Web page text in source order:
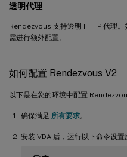
透明代理
Rendezvous 支持透明 HTTP 代理
需进行额外配置。
如何配置 Rendezvous V2
以下是在您的环境中配置
确保满足 所有要求。
安装 VDA 后，运行以下命令设置